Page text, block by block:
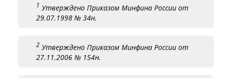
1 Утверждено Приказом Минфина России от
29.07.1998 № 34н.
2 Утверждено Приказом Минфина России от
27.11.2006 № 154н.